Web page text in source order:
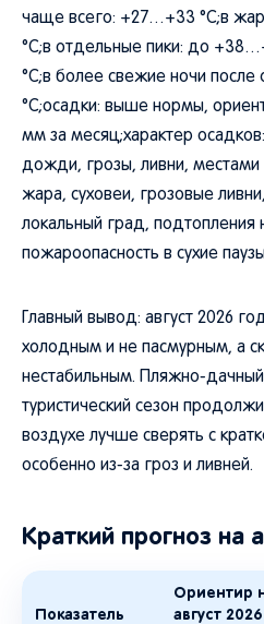
чаще всего: +27…+33 °C;в
°C;в отдельные пики: до
°C;в более свежие ночи
°C;осадки: выше нормы,
мм за месяц;характер
дожди, грозы, ливни, местами
жара, суховеи, грозовые
локальный град, подтопления
пожароопасность в сухие
Главный вывод: август 2026
холодным и не пасмурным, а
нестабильным. Пляжно-
туристический сезон
воздухе лучше сверять с
особенно из-за гроз и ливней.
Краткий прогноз на
Показатель
Ориентир
август 2026